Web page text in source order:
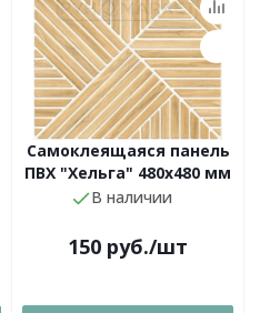
Самоклеящаяся панель
ПВХ "Хельга" 480х480 мм
В наличии
150 руб./шт